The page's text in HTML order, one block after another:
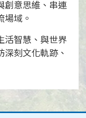
創意思維、串連
場域。
活智慧、與世界
深刻文化軌跡、